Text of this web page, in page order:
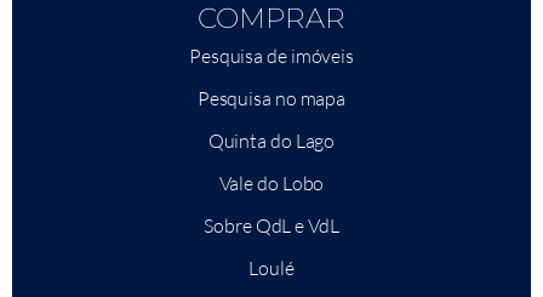
COMPRAR
Pesquisa de imóveis
Pesquisa no mapa
Quinta do Lago
Vale do Lobo
Sobre QdL e VdL
Loulé